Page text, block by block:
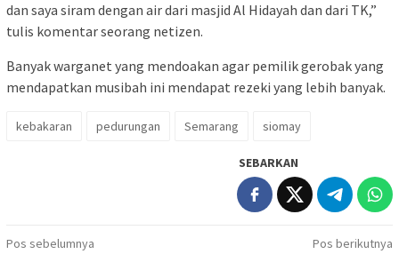
dan saya siram dengan air dari masjid Al Hidayah dan dari TK,”
tulis komentar seorang netizen.
Banyak warganet yang mendoakan agar pemilik gerobak yang
mendapatkan musibah ini mendapat rezeki yang lebih banyak.
kebakaran pedurungan Semarang siomay
SEBARKAN
Navigasi
Pos sebelumnya Pos berikutnya